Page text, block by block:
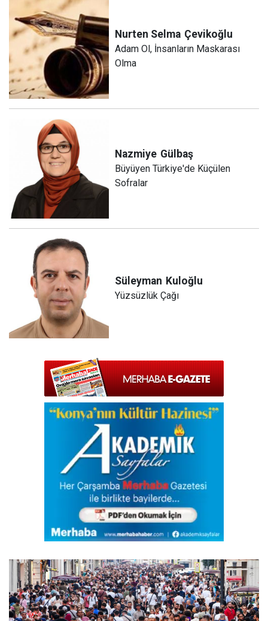
Nurten Selma Çevikoğlu
Adam Ol, İnsanların Maskarası
Olma
Nazmiye Gülbaş
Büyüyen Türkiye'de Küçülen
Sofralar
Süleyman Kuloğlu
Yüzsüzlük Çağı